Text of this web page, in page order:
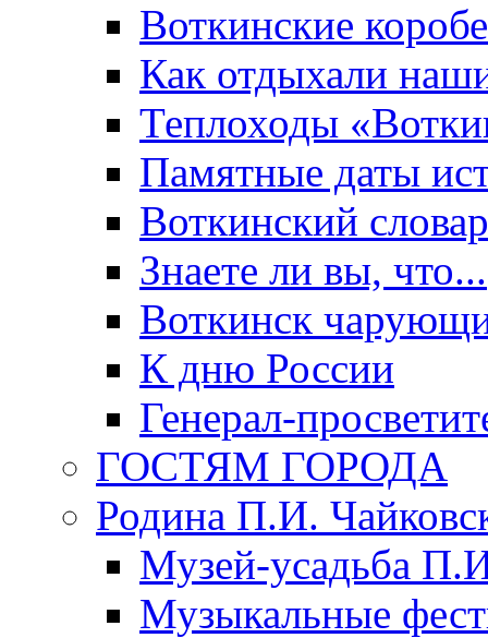
Воткинские
Как отдыхали
Теплоходы
Памятные даты
Воткинский
Знаете ли вы, что...
Воткинск
К дню России
Генерал-
ГОСТЯМ ГОРОДА
Родина П.И.
Музей-усадьба
Музыкальные